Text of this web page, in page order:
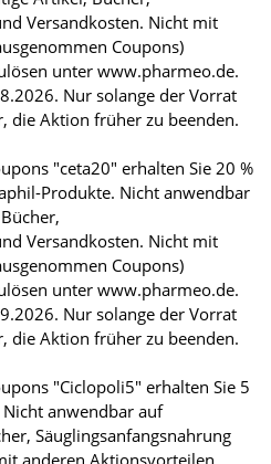
Versandkosten. Nicht mit
Coupons)
unter www.pharmeo.de.
Nur solange der Vorrat
die Aktion früher zu beenden.
"ceta20" erhalten Sie 20 %
Produkte. Nicht anwendbar
Versandkosten. Nicht mit
Coupons)
unter www.pharmeo.de.
Nur solange der Vorrat
die Aktion früher zu beenden.
"Ciclopoli5" erhalten Sie 5
anwendbar auf
Säuglingsanfangsnahrung